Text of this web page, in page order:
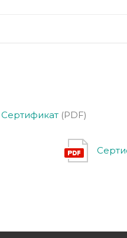
Сертификат (PDF)